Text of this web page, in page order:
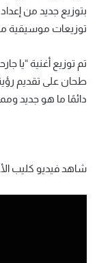
بتوزيع جديد من
توزيعات موسيقية
تم توزيع أغنية “يا
طحان على تقديم
دائمًا ما هو جديد
شاهد فيديو كليب